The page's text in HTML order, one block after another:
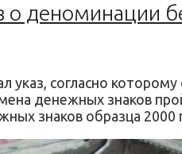
о деноминации
согласно
денежных знаков
знаков образца